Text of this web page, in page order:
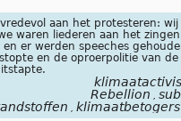
aan het protesteren:
waren liederen aan het
en er werden speeches
en de oproerpolitie van de
Rebellion ,
, klimaatbetogers